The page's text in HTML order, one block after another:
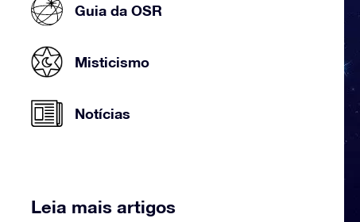
Guia da OSR
Misticismo
Notícias
Leia mais artigos